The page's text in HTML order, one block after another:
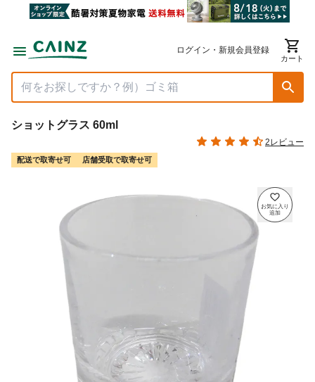
ログイン・新規会員登録
カート
ショットグラス 60ml
2レビュー
配送で取寄せ可 店舗受取で取寄せ可